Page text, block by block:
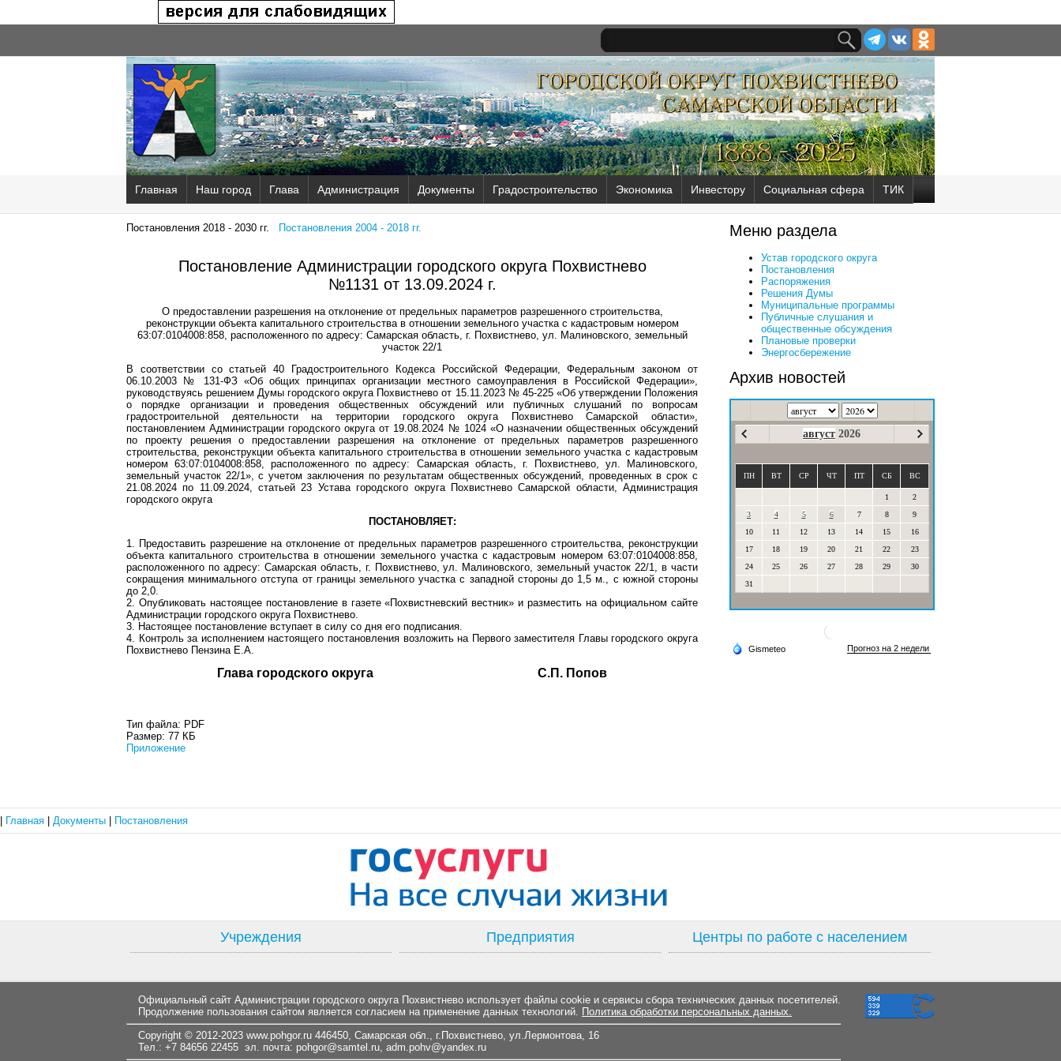
Главная Наш город Глава Администрация Документы Градостроительство Экономика Инвестору Социальная сфера ТИК
Постановления 2018 - 2030 гг. Постановления 2004 - 2018 гг.
Постановление Администрации городского округа Похвистнево
№1131 от 13.09.2024 г.
О предоставлении разрешения на отклонение от предельных параметров разрешенного строительства,
реконструкции объекта капитального строительства в отношении земельного участка с кадастровым номером
63:07:0104008:858, расположенного по адресу: Самарская область, г. Похвистнево, ул. Малиновского, земельный
участок 22/1
В соответствии со статьей 40 Градостроительного Кодекса Российской Федерации, Федеральным законом от
06.10.2003 № 131-ФЗ «Об общих принципах организации местного самоуправления в Российской Федерации»,
руководствуясь решением Думы городского округа Похвистнево от 15.11.2023 № 45-225 «Об утверждении Положения
о порядке организации и проведения общественных обсуждений или публичных слушаний по вопросам
градостроительной деятельности на территории городского округа Похвистнево Самарской области»,
постановлением Администрации городского округа от 19.08.2024 № 1024 «О назначении общественных обсуждений
по проекту решения о предоставлении разрешения на отклонение от предельных параметров разрешенного
строительства, реконструкции объекта капитального строительства в отношении земельного участка с кадастровым
номером 63:07:0104008:858, расположенного по адресу: Самарская область, г. Похвистнево, ул. Малиновского,
земельный участок 22/1», с учетом заключения по результатам общественных обсуждений, проведенных в срок с
21.08.2024 по 11.09.2024, статьей 23 Устава городского округа Похвистнево Самарской области, Администрация
городского округа
ПОСТАНОВЛЯЕТ:
1. Предоставить разрешение на отклонение от предельных параметров разрешенного строительства, реконструкции
объекта капитального строительства в отношении земельного участка с кадастровым номером 63:07:0104008:858,
расположенного по адресу: Самарская область, г. Похвистнево, ул. Малиновского, земельный участок 22/1, в части
сокращения минимального отступа от границы земельного участка с западной стороны до 1,5 м., с южной стороны
до 2,0.
2. Опубликовать настоящее постановление в газете «Похвистневский вестник» и разместить на официальном сайте
Администрации городского округа Похвистнево.
3. Настоящее постановление вступает в силу со дня его подписания.
4. Контроль за исполнением настоящего постановления возложить на Первого заместителя Главы городского округа
Похвистнево Пензина Е.А.
Глава городского округа С.П. Попов
Тип файла: PDF
Размер: 77 КБ
Приложение
Меню раздела
Устав городского округа
Постановления
Распоряжения
Решения Думы
Муниципальные программы
Публичные слушания и
общественные обсуждения
Плановые проверки
Энергосбережение
Архив новостей
август 2026
ПН ВТ СР ЧТ ПТ СБ ВС
1
2
3
4 5 6 7 8
9
10
11 12 13 14 15
16
17
18 19 20 21 22
23
24
25 26 27 28 29
30
31
Главная Документы Постановления
Учреждения Предприятия Центры по работе с населением
Официальный сайт Администрации городского округа Похвистнево использует файлы cookie и сервисы сбора технических данных посетителей.
Продолжение пользования сайтом является согласием на применение данных технологий. Политика обработки персональных данных.
Copyright © 2012-2023 www.pohgor.ru 446450, Самарская обл., г.Похвистнево, ул.Лермонтова, 16
Тел.: +7 84656 22455 эл. почта: pohgor@samtel.ru, adm.pohv@yandex.ru